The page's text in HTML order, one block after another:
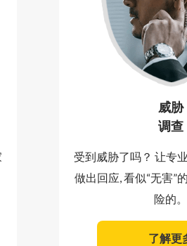
威胁
调查
受到威胁了吗？ 让专
做出回应, 看似“无害”
险的。
了解更